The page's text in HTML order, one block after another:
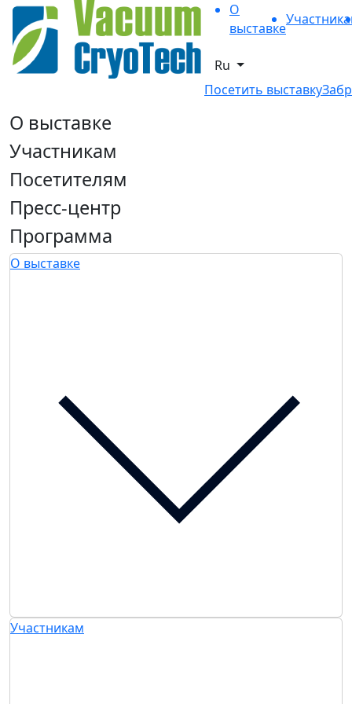
О
выставке
Ru
Посетить выставку
О выставке
Участникам
Посетителям
Пресс-центр
Программа
О выставке
Участникам